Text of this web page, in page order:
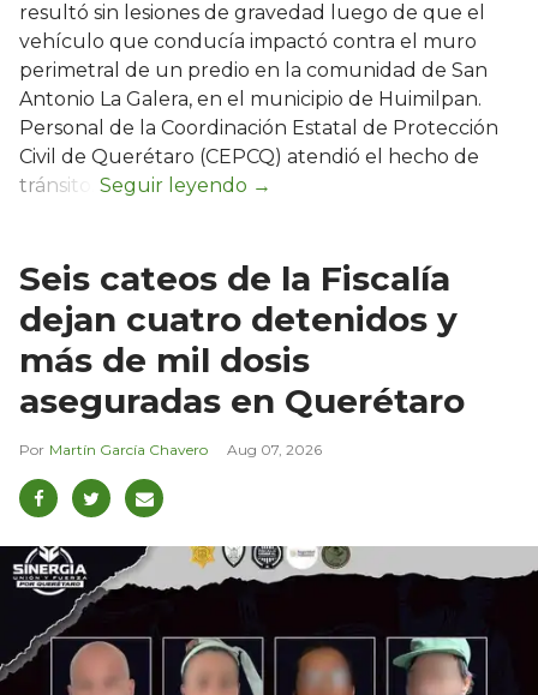
resultó sin lesiones de gravedad luego de que el
vehículo que conducía impactó contra el muro
perimetral de un predio en la comunidad de San
Antonio La Galera, en el municipio de Huimilpan.
Personal de la Coordinación Estatal de Protección
Civil de Querétaro (CEPCQ) atendió el hecho de
tránsito.
Seis cateos de la Fiscalía
dejan cuatro detenidos y
más de mil dosis
aseguradas en Querétaro
Martín García Chavero Aug 07, 2026